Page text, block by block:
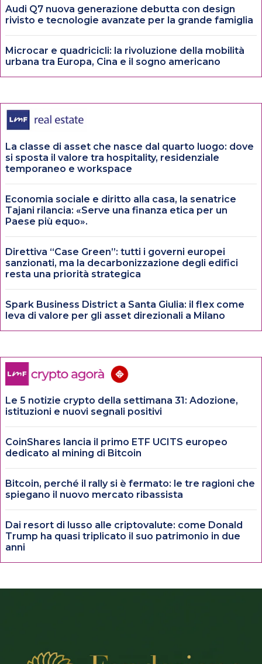
Audi Q7 nuova generazione debutta con design
rivisto e tecnologie avanzate per la grande famiglia
Microcar e quadricicli: la rivoluzione della mobilità
urbana tra Europa, Cina e il sogno americano
La classe di asset che nasce dal quarto luogo: dove
si sposta il valore tra hospitality, residenziale
temporaneo e workspace
Economia sociale e diritto alla casa, la senatrice
Tajani rilancia: «Serve una finanza etica per un
Paese più equo».
Direttiva “Case Green”: tutti i governi europei
sanzionati, ma la decarbonizzazione degli edifici
resta una priorità strategica
Spark Business District a Santa Giulia: il flex come
leva di valore per gli asset direzionali a Milano
Le 5 notizie crypto della settimana 31: Adozione,
istituzioni e nuovi segnali positivi
CoinShares lancia il primo ETF UCITS europeo
dedicato al mining di Bitcoin
Bitcoin, perché il rally si è fermato: le tre ragioni che
spiegano il nuovo mercato ribassista
Dai resort di lusso alle criptovalute: come Donald
Trump ha quasi triplicato il suo patrimonio in due
anni